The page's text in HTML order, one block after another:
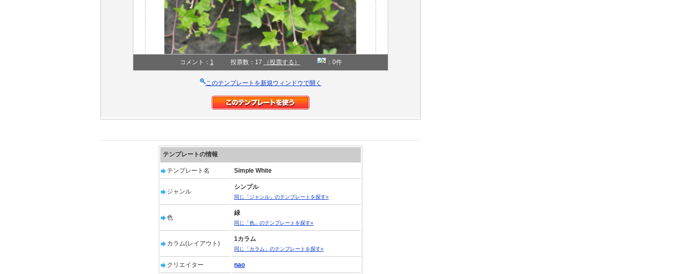
コメント： 1 投票数：17 （投票する） ：0件
このテンプレートを新規ウィンドウで開く
テンプレートの情報
テンプレート名 Simple White
ジャンル
シンプル
同じ「ジャンル」のテンプレートを探す»
色
緑
同じ「色」のテンプレートを探す»
カラム(レイアウト)
1カラム
同じ「カラム」のテンプレートを探す»
クリエイター nao